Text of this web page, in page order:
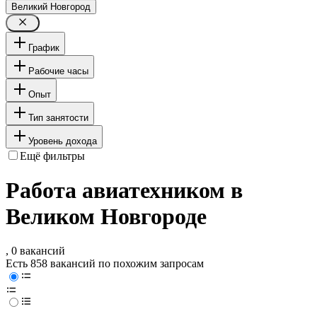
Великий Новгород
График
Рабочие часы
Опыт
Тип занятости
Уровень дохода
Ещё фильтры
Работа авиатехником в
Великом Новгороде
, 0 вакансий
Есть 858 вакансий по похожим запросам